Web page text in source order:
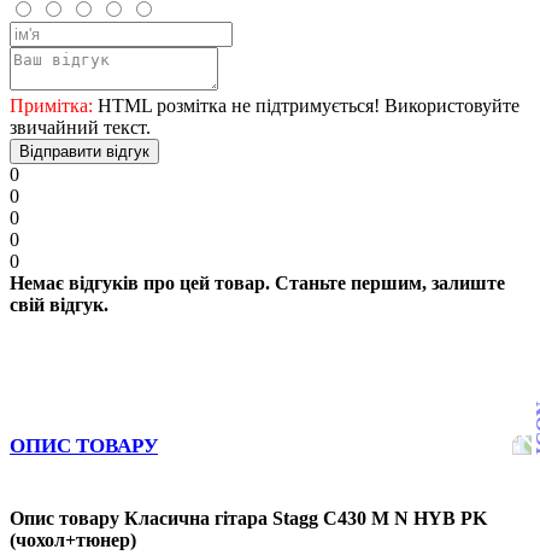
Примітка: HTML розмітка не підтримується! Використовуйте
звичайний текст.
Відправити відгук
0
0
0
0
0
Немає відгуків про цей товар. Станьте першим, залиште
свій відгук.
ОПИС ТОВАРУ
Опис товару Класична гітара Stagg C430 M N HYB PK
(чохол+тюнер)